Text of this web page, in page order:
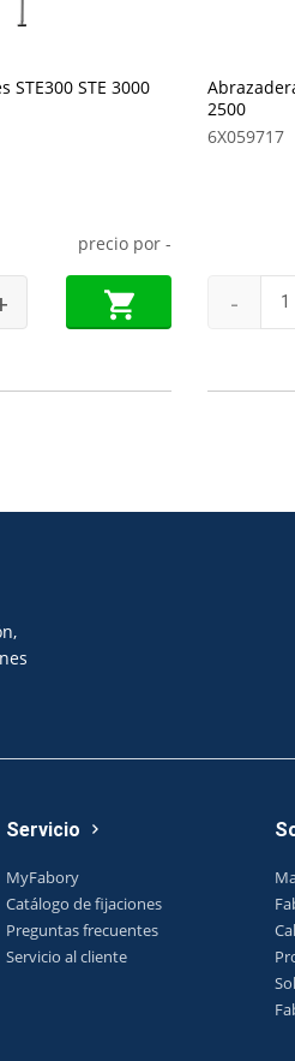
STE300 STE 3000
precio por -
2500
6X059717
-
Servicio
MyFabory
Catálogo de fijaciones
Preguntas frecuentes
Servicio al cliente